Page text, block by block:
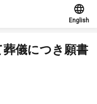
English
儀につき願書